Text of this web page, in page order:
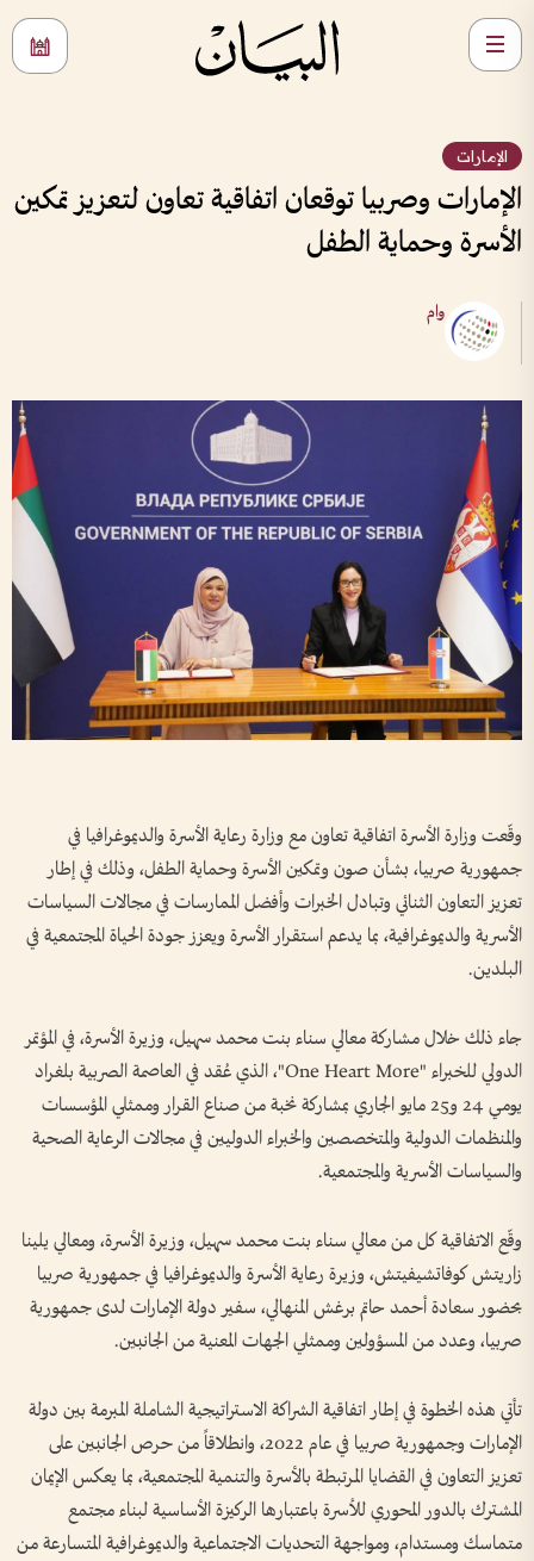
الإمارات
الإمارات وصربيا توقعان اتفاقية تعاون لتعزيز تمكين
الأسرة وحماية الطفل
وام
وقّعت وزارة الأسرة اتفاقية تعاون مع وزارة رعاية الأسرة والديموغرافيا في
جمهورية صربيا، بشأن صون وتمكين الأسرة وحماية الطفل، وذلك في إطار
تعزيز التعاون الثنائي وتبادل الخبرات وأفضل الممارسات في مجالات السياسات
الأسرية والديموغرافية، بما يدعم استقرار الأسرة ويعزز جودة الحياة المجتمعية في
البلدين.
جاء ذلك خلال مشاركة معالي سناء بنت محمد سهيل، وزيرة الأسرة، في المؤتمر
الدولي للخبراء "One Heart More"، الذي عُقد في العاصمة الصربية بلغراد
يومي 24 و25 مايو الجاري بمشاركة نخبة من صناع القرار وممثلي المؤسسات
والمنظمات الدولية والمتخصصين والخبراء الدوليين في مجالات الرعاية الصحية
والسياسات الأسرية والمجتمعية.
وقّع الاتفاقية كل من معالي سناء بنت محمد سهيل، وزيرة الأسرة، ومعالي يلينا
زاريتش كوفاتشيفيتش، وزيرة رعاية الأسرة والديموغرافيا في جمهورية صربيا
بحضور سعادة أحمد حاتم برغش المنهالي، سفير دولة الإمارات لدى جمهورية
صربيا، وعدد من المسؤولين وممثلي الجهات المعنية من الجانبين.
تأتي هذه الخطوة في إطار اتفاقية الشراكة الاستراتيجية الشاملة المبرمة بين دولة
الإمارات وجمهورية صربيا في عام 2022، وانطلاقاً من حرص الجانبين على
تعزيز التعاون في القضايا المرتبطة بالأسرة والتنمية المجتمعية، بما يعكس الإيمان
المشترك بالدور المحوري للأسرة باعتبارها الركيزة الأساسية لبناء مجتمع
متماسك ومستدام، ومواجهة التحديات الاجتماعية والديموغرافية المتسارعة من